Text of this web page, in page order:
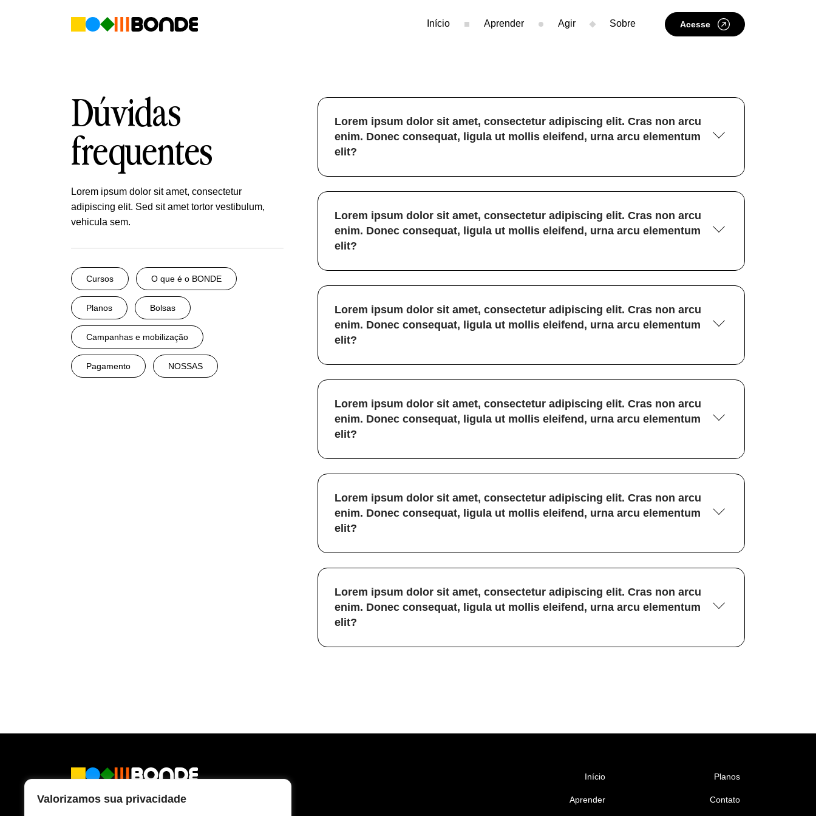
Valorizamos sua privacidade
Início Aprender Agir Sobre Acesse
Dúvidas
frequentes
Lorem ipsum dolor sit amet, consectetur
adipiscing elit. Sed sit amet tortor vestibulum,
vehicula sem.
Cursos O que é o BONDE
Planos Bolsas
Campanhas e mobilização
Pagamento NOSSAS
Lorem ipsum dolor sit amet, consectetur adipiscing elit. Cras non arcu
enim. Donec consequat, ligula ut mollis eleifend, urna arcu elementum
elit?
Lorem ipsum dolor sit amet, consectetur adipiscing elit. Cras non arcu
enim. Donec consequat, ligula ut mollis eleifend, urna arcu elementum
elit?
Lorem ipsum dolor sit amet, consectetur adipiscing elit. Cras non arcu
enim. Donec consequat, ligula ut mollis eleifend, urna arcu elementum
elit?
Lorem ipsum dolor sit amet, consectetur adipiscing elit. Cras non arcu
enim. Donec consequat, ligula ut mollis eleifend, urna arcu elementum
elit?
Lorem ipsum dolor sit amet, consectetur adipiscing elit. Cras non arcu
enim. Donec consequat, ligula ut mollis eleifend, urna arcu elementum
elit?
Lorem ipsum dolor sit amet, consectetur adipiscing elit. Cras non arcu
enim. Donec consequat, ligula ut mollis eleifend, urna arcu elementum
elit?
Aprender & mudar as coisas
Início
Aprender
Planos
Contato